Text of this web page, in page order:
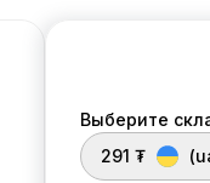
Выберите
291 ₮